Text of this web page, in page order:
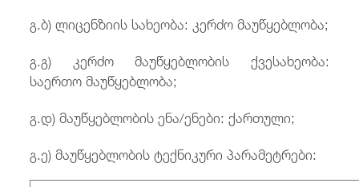
გ.ბ) ლიცენზიის სახეობა: კერძო მაუწყებლობა;
გ.გ) კერძო მაუწყებლობის ქვესახეობა:
საერთო მაუწყებლობა;
გ.დ) მაუწყებლობის ენა/ენები: ქართული;
გ.ე) მაუწყებლობის ტექნიკური პარამეტრები: